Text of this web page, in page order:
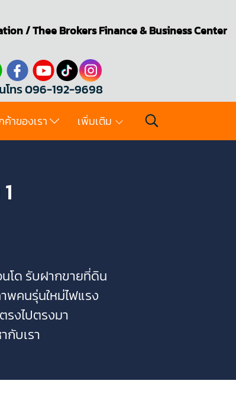
/Thee BrokersFinance & Business Center
โทร 096-192-9698
ค้าของเรา เพิ่มเติม
โด รับฝากขายที่ดิน
พคนรุ่นใหม่ไฟแรง
รงไปตรงมา
กับเรา